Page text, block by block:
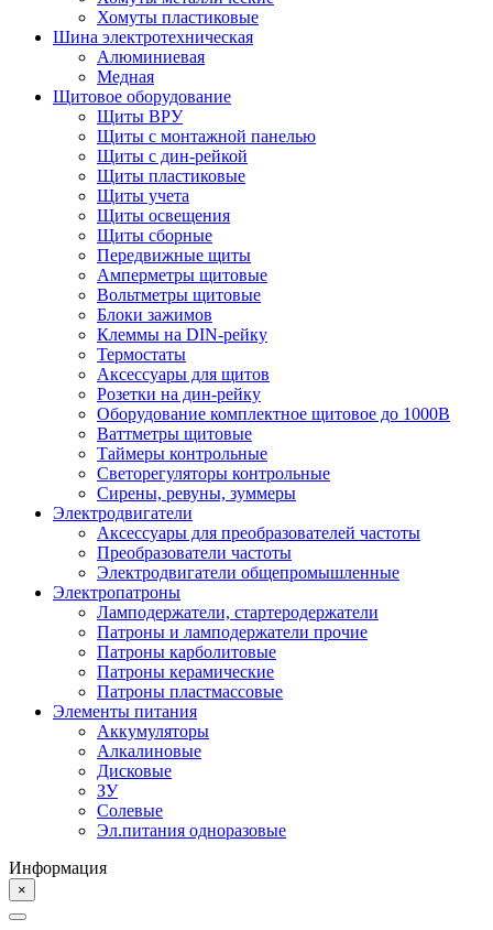
Хомуты пластиковые
Шина электротехническая
Алюминиевая
Медная
Щитовое оборудование
Щиты ВРУ
Щиты с монтажной панелью
Щиты с дин-рейкой
Щиты пластиковые
Щиты учета
Щиты освещения
Щиты сборные
Передвижные щиты
Амперметры щитовые
Вольтметры щитовые
Блоки зажимов
Клеммы на DIN-рейку
Термостаты
Аксессуары для щитов
Розетки на дин-рейку
Оборудование комплектное щитовое до 1000В
Ваттметры щитовые
Таймеры контрольные
Светорегуляторы контрольные
Сирены, ревуны, зуммеры
Электродвигатели
Аксессуары для преобразователей частоты
Преобразователи частоты
Электродвигатели общепромышленные
Электропатроны
Ламподержатели, стартеродержатели
Патроны и ламподержатели прочие
Патроны карболитовые
Патроны керамические
Патроны пластмассовые
Элементы питания
Аккумуляторы
Алкалиновые
Дисковые
ЗУ
Солевые
Эл.питания одноразовые
Информация
×